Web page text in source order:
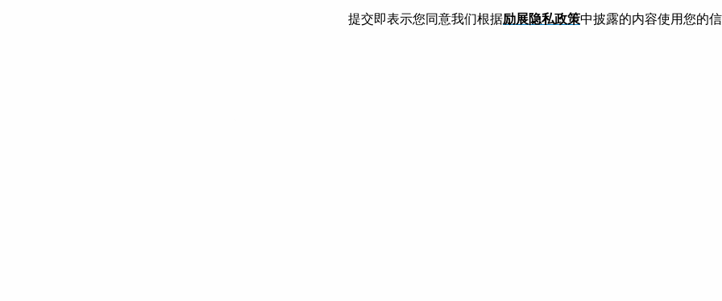
提交即表示您同意我们根据励展隐私政策中披露的内容使用您的